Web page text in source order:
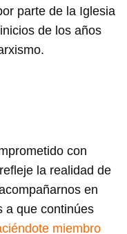
parte de la Iglesia
de los años
con
la realidad de
en
a que continúes
miembro